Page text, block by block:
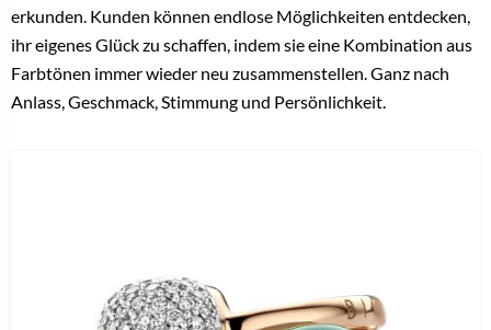
erkunden. Kunden können endlose Möglichkeiten entdecken,
ihr eigenes Glück zu schaffen, indem sie eine Kombination aus
Farbtönen immer wieder neu zusammenstellen. Ganz nach
Anlass, Geschmack, Stimmung und Persönlichkeit.